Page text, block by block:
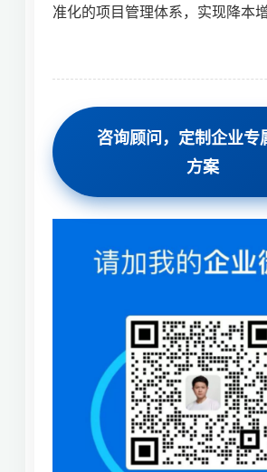
准化的项目管理体系，实现降本增
咨询顾问，定制企业专
方案